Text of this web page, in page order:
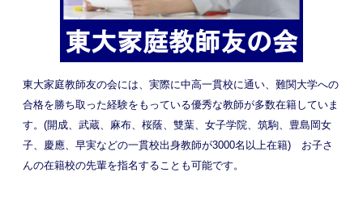
東大家庭教師友の会には、実際に中高一貫校に通い、難関大学への
合格を勝ち取った経験をもっている優秀な教師が多数在籍していま
す。(開成、武蔵、麻布、桜蔭、雙葉、女子学院、筑駒、豊島岡女
子、慶應、早実などの一貫校出身教師が3000名以上在籍) お子さ
んの在籍校の先輩を指名することも可能です。